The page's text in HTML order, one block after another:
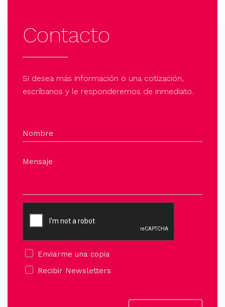
en
la
página
de
producto
Contacto
Si desea más información o una cotización,
escríbanos y le responderemos de inmediato.
Nombre
Mensaje
Enviarme una copia
Recibir Newsletters